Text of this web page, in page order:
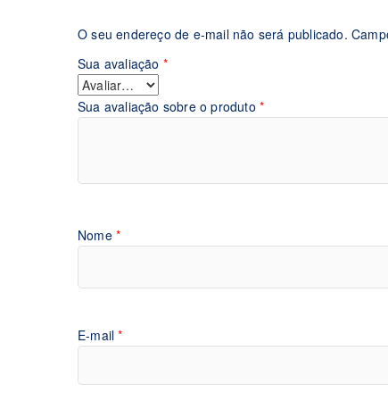
O seu endereço de e-mail não será publicado.
Sua avaliação *
Sua avaliação sobre o produto *
Nome *
E-mail*